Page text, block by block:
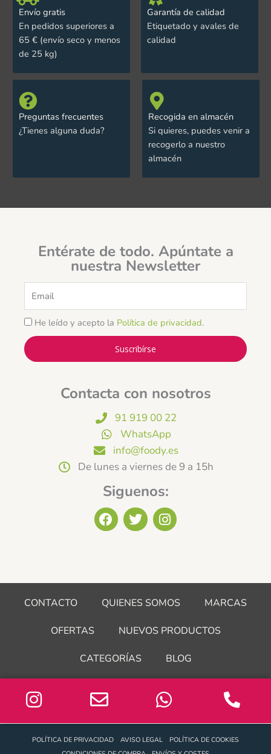
Envío gratis
En pedidos superiores a
65 € (envío seco y menos
de 25 kg)
Garantía de calidad
Etiquetado y avales de
calidad
Preguntas frecuentes
¿Tienes alguna duda?
Recogida en almacén
Si quieres, puedes venir a
recogerlo a nuestro
almacén
Entérate de todo. Apúntate a
nuestra Newsletter
He leído y acepto la Política de privacidad.
Suscribírse
Contacta con nosotros
91 919 00 22
WhatsApp
info@foody.es
De lunes a viernes de 9 a 15h
Siguenos:
F
a
o
k
T
w
e
I
n
g
a
CONTACTO QUIENES SOMOS MARCAS
OFERTAS NUEVOS PRODUCTOS
CATEGORÍAS BLOG
POLÍTICA DE PRIVACIDAD AVISO LEGAL
POLÍTICA DE COOKIES